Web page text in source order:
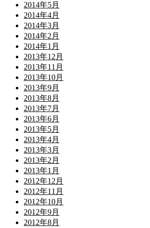
2014年5月
2014年4月
2014年3月
2014年2月
2014年1月
2013年12月
2013年11月
2013年10月
2013年9月
2013年8月
2013年7月
2013年6月
2013年5月
2013年4月
2013年3月
2013年2月
2013年1月
2012年12月
2012年11月
2012年10月
2012年9月
2012年8月